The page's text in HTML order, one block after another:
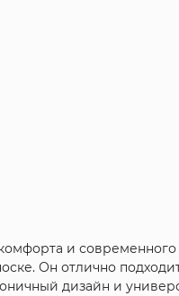
и
Он отлично
дизайн и